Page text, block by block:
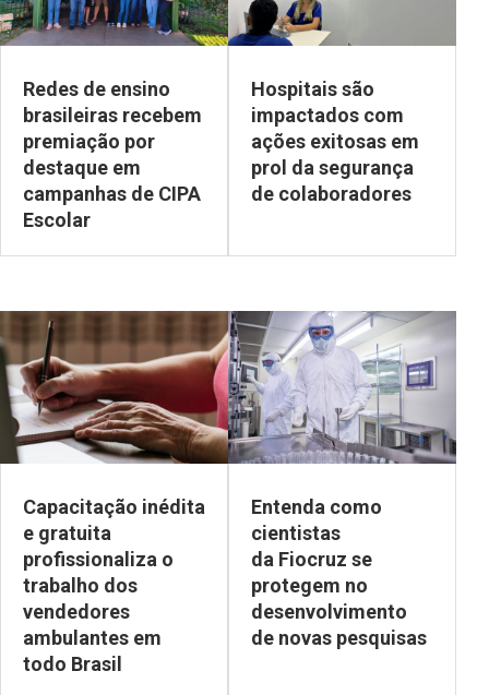
Redes de ensino
brasileiras recebem
premiação por
destaque em
campanhas de CIPA
Escolar
Hospitais são
impactados com
ações exitosas em
prol da segurança
de colaboradores
Capacitação inédita
e gratuita
profissionaliza o
trabalho dos
vendedores
ambulantes em
todo Brasil
Entenda como
cientistas
da Fiocruz se
protegem no
desenvolvimento
de novas pesquisas